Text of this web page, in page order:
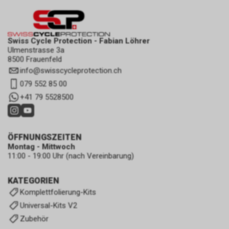
Swiss Cycle Protection - Fabian Löhrer
Ulmenstrasse 3a
8500 Frauenfeld
info@swisscycleprotection.ch
079 552 85 00
+41 79 5528500
KATEGORIEN
Komplettfolierung-Kits
Universal-Kits V2
Zubehör
ÖFFNUNGSZEITEN
Montag - Mittwoch
11:00 - 19:00 Uhr (nach Vereinbarung)